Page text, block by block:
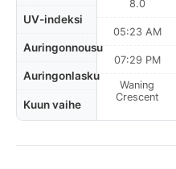
UV-indeksi
Auringonnousu
Auringonlasku
Kuun vaihe
8.0
05:23 AM
07:29 PM
Waning
Crescent